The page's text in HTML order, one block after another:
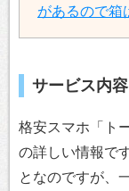
があるので箱
サービス内
格安スマホ「ト
の詳しい情報で
となのですが、